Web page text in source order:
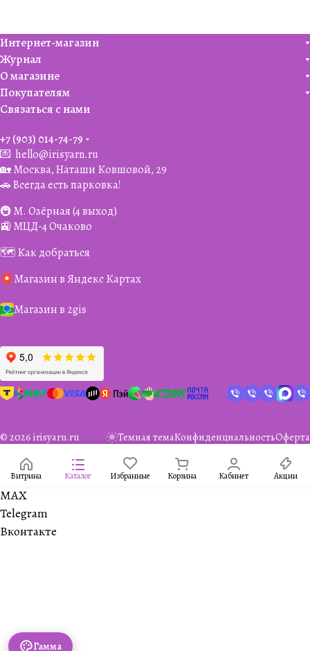
Интернет-магазин
Журнал
О магазине
Покупателям
Связаться с нами
+7 (903) 014-74-79‬
💌 hello@irisyarn.ru
🏡 Москва, Наташи Ковшовой, 29
🚗 Всегда есть парковка!
🚇 М. Озёрная (4 выход)
🚉 МЦД-4 Очаково
🗺️ Как добраться
Магазин в Яндекс Картах
Магазин в 2gis
© 2026 irisyarn.ru Темная темаКонфиденциальностьОферта
Витрина Каталог Избранные Корзина Кабинет Акции
Гамма
MAX
Telegram
Вконтакте